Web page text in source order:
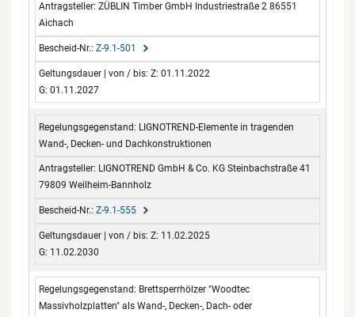
ZÜBLIN Timber GmbH Industriestraße 2 86551
Aichach
Z-9.1-501
Z: 01.11.2022
G: 01.11.2027
LIGNOTREND-Elemente in tragenden
Wand-, Decken- und Dachkonstruktionen
LIGNOTREND GmbH & Co. KG Steinbachstraße 41
79809 Weilheim-Bannholz
Z-9.1-555
Z: 11.02.2025
G: 11.02.2030
Brettsperrhölzer "Woodtec
Massivholzplatten" als Wand-, Decken-, Dach- oder